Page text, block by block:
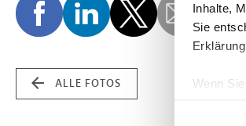
Inhalte,
Sie
Wenn
ALLE FOTOS